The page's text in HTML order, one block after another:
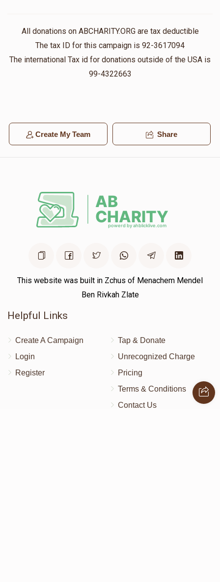
All donations on ABCHARITY.ORG are tax deductible
The tax ID for this campaign is 92-3617094
The international Tax id for donations outside of the USA is
99-4322663
Create My Team Share
This website was built in Zchus of Menachem Mendel
Ben Rivkah Zlate
Helpful Links
Create A Campaign
Login
Register
Tap & Donate
Unrecognized Charge
Pricing
Terms & Conditions
Contact Us